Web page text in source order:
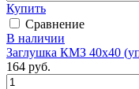
Купить
Сравнение
В наличии
Заглушка КМЗ 40х40
164 руб.